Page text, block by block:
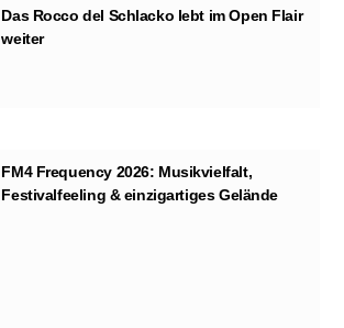
Das Rocco del Schlacko lebt im Open Flair
weiter
FM4 Frequency 2026: Musikvielfalt,
Festivalfeeling & einzigartiges Gelände